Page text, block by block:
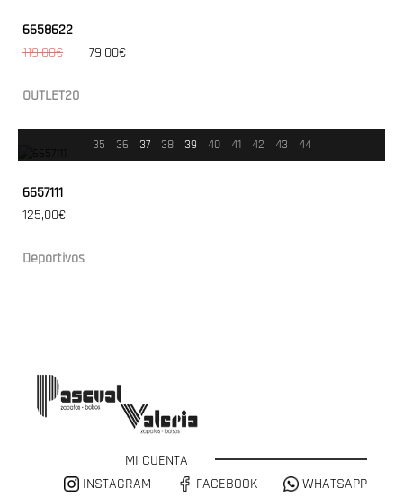
6658622
119,00€
79,00€
OUTLET20
35 36 37 38 39 40 41 42 43 44
6657111
125,00€
Deportivos
MI CUENTA
INSTAGRAM
FACEBOOK WHATSAPP